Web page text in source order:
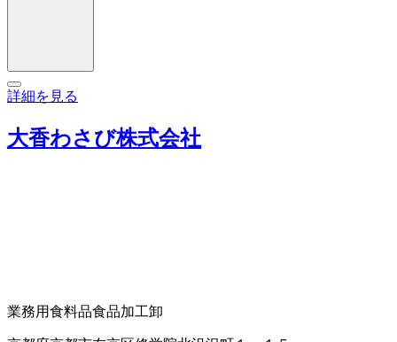
詳細を見る
大香わさび株式会社
業務用食料品食品加工卸